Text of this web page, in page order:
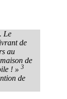
Le
de
au
de
! » 3
de